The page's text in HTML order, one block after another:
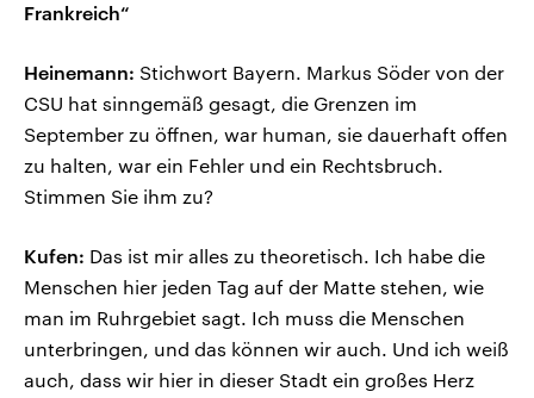
Frankreich“
Heinemann: Stichwort Bayern. Markus Söder von der
CSU hat sinngemäß gesagt, die Grenzen im
September zu öffnen, war human, sie dauerhaft offen
zu halten, war ein Fehler und ein Rechtsbruch.
Stimmen Sie ihm zu?
Kufen: Das ist mir alles zu theoretisch. Ich habe die
Menschen hier jeden Tag auf der Matte stehen, wie
man im Ruhrgebiet sagt. Ich muss die Menschen
unterbringen, und das können wir auch. Und ich weiß
auch, dass wir hier in dieser Stadt ein großes Herz